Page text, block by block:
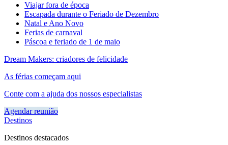
Viajar fora de época
Escapada durante o Feriado de Dezembro
Natal e Ano Novo
Ferias de carnaval
Páscoa e feriado de 1 de maio
Dream Makers: criadores de felicidade
As férias começam aqui
Conte com a ajuda dos nossos especialistas
Agendar reunião
Destinos
Destinos destacados